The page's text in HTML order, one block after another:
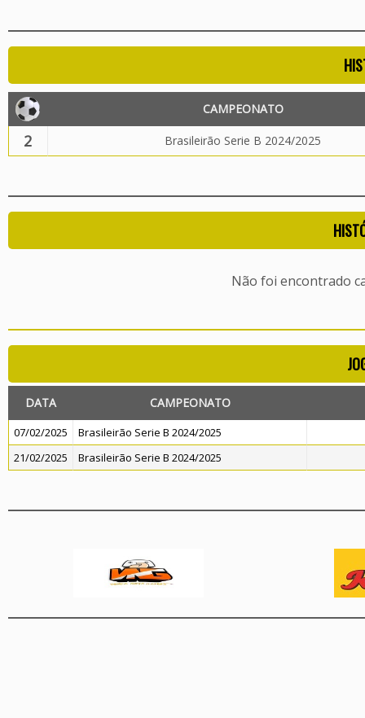
CAMPEONATO
2 Brasileirão Serie B 2024/2025
Não foi encontrado
DATA CAMPEONATO
07/02/2025
Brasileirão Serie B 2024/2025
21/02/2025
Brasileirão Serie B 2024/2025